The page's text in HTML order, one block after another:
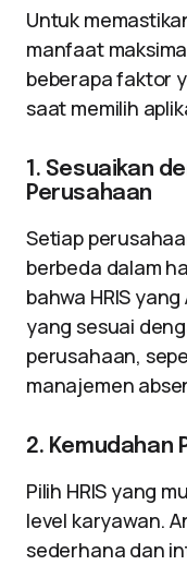
Untuk
manfaat
beberapa faktor
saat memilih
1. Sesuaikan
Perusahaan
Setiap
berbeda dalam
bahwa HRIS
yang sesuai
perusahaan,
manajemen
2. Kemudahan
Pilih HRIS yang
level karyawan.
sederhana dan